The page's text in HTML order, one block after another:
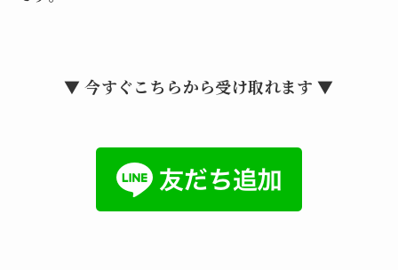
▼ 今すぐこちらから受け取れます ▼